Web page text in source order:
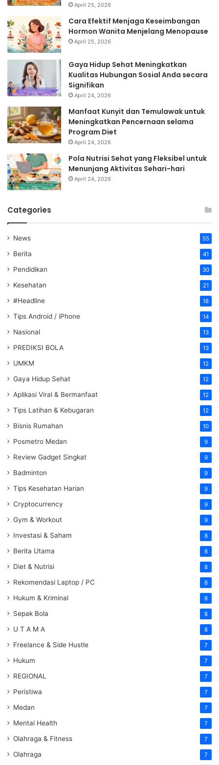
April 25, 2026
Cara Efektif Menjaga Keseimbangan
Hormon Wanita Menjelang Menopause
April 25, 2026
Gaya Hidup Sehat Meningkatkan
Kualitas Hubungan Sosial Anda secara
Signifikan
April 24, 2026
Manfaat Kunyit dan Temulawak untuk
Meningkatkan Pencernaan selama
Program Diet
April 24, 2026
Pola Nutrisi Sehat yang Fleksibel untuk
Menunjang Aktivitas Sehari-hari
April 24, 2026
Categories
News 55
Berita 41
Pendidikan 30
Kesehatan 21
#Headline 18
Tips Android / iPhone 14
Nasional 13
PREDIKSI BOLA 13
UMKM 12
Gaya Hidup Sehat 12
Aplikasi Viral & Bermanfaat 12
Tips Latihan & Kebugaran 12
Bisnis Rumahan 10
Posmetro Medan 9
Review Gadget Singkat 9
Badminton 9
Tips Kesehatan Harian 9
Cryptocurrency 9
Gym & Workout 9
Investasi & Saham 8
Berita Utama 8
Diet & Nutrisi 8
Rekomendasi Laptop / PC 8
Hukum & Kriminal 8
Sepak Bola 8
U T A M A 8
Freelance & Side Hustle 7
Hukum 7
REGIONAL 7
Peristiwa 7
Medan 7
Mental Health 7
Olahraga & Fitness 7
Olahraga 7